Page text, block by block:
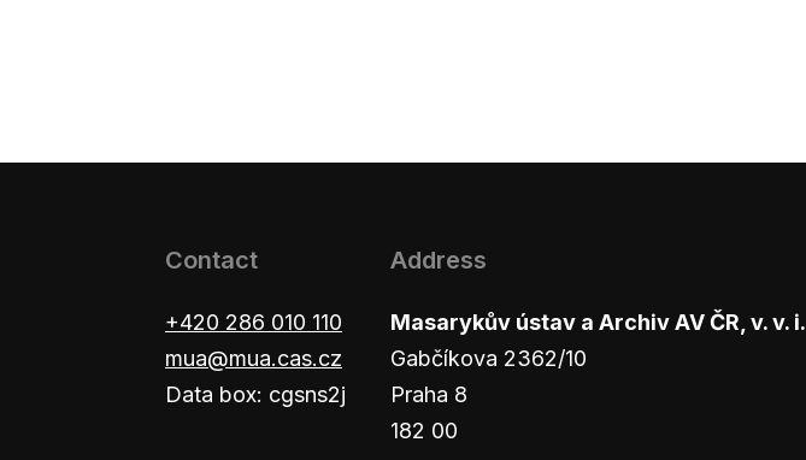
Contact
+420 286 010 110
mua@mua.cas.cz
Data box: cgsns2j
Address
Masarykův ústav a Archiv AV ČR, v. v. i.
Gabčíkova 2362/10
Praha 8
182 00